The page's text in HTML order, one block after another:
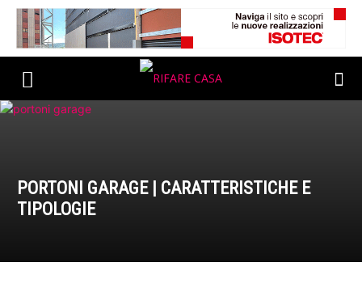
PORTONI GARAGE | CARATTERISTICHE E
TIPOLOGIE